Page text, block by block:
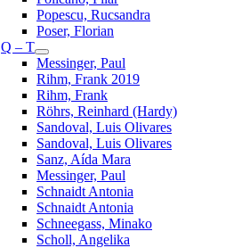
Popescu, Rucsandra
Poser, Florian
Q – T
Messinger, Paul
Rihm, Frank 2019
Rihm, Frank
Röhrs, Reinhard (Hardy)
Sandoval, Luis Olivares
Sandoval, Luis Olivares
Sanz, Aída Mara
Messinger, Paul
Schnaidt Antonia
Schnaidt Antonia
Schneegass, Minako
Scholl, Angelika